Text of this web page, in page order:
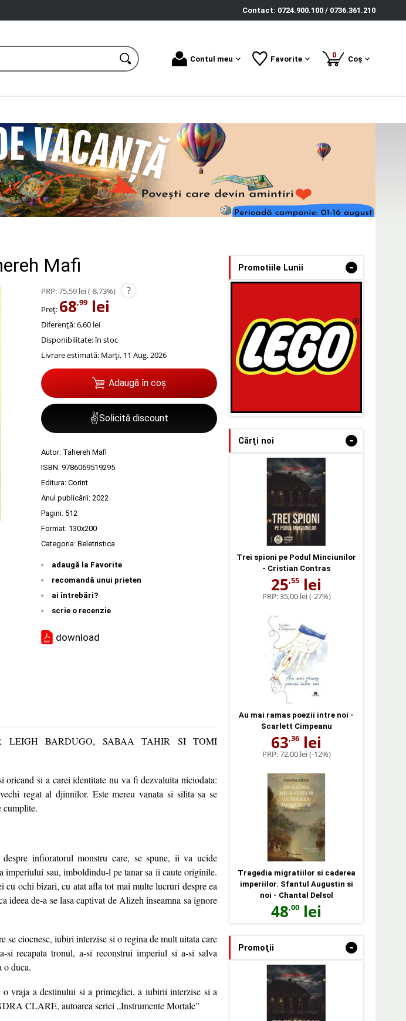
Contact: 0724.900.100 / 0736.361.210
Contul meu Favorite 0produse
Coș
Mafi
PRP:75,59 lei(-8,73%) ?
Preț: 68,99 lei
Diferență: 6,60 lei
Disponibilitate:în stoc
Livrare estimată: Marți, 11 Aug. 2026
Adaugă în coș
✌Solicită discount
Autor: Tahereh Mafi
ISBN: 9786069519295
Editura: Corint
Anul publicării: 2022
Pagini: 512
Format: 130x200
Categoria: Beletristica
adaugă la Favorite
recomandă unui prieten
ai întrebări?
scrie o recenzie
download
LEIGH BARDUGO, SABAA TAHIR SI TOMI
si a carei identitate nu va fi dezvaluita niciodata:
regat al djinnilor. Este mereu vanata si silita sa se
cumplite.
infioratorul monstru care, se spune, ii va ucide
imperiului sau, imboldindu-l pe tanar sa ii caute originile.
ochi bizari, cu atat afla tot mai multe lucruri despre ea
ideea de-a se lasa captivat de Alizeh inseamna sa ignore
se ciocnesc, iubiri interzise si o regina de mult uitata care
recapata tronul, a-si reconstrui imperiul si a-si salva
o duca.
o vraja a destinului si a primejdiei, a iubirii interzise si a
CLARE, autoarea seriei „Instrumente Mortale”
Promotiile Lunii -
Cărţi noi -
Trei spioni pe Podul Minciunilor
- Cristian Contras
25,55 lei
PRP:35,00 lei(-27%)
Au mai ramas poezii intre noi -
Scarlett Cimpeanu
63,36 lei
PRP:72,00 lei(-12%)
Tragedia migratiilor si caderea
imperiilor. Sfantul Augustin si
noi - Chantal Delsol
48,00 lei
Promoţii -